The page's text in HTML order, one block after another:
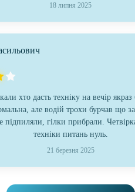
18 липня 2025
хто дасть техніку на вечір якраз
але водій трохи бурчав що
підпиляли, гілки прибрали.
техніки питань нуль.
21 березня 2025